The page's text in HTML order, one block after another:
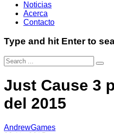
Noticias
Acerca
Contacto
Type and hit Enter to
Just Cause 3
del 2015
AndrewGames